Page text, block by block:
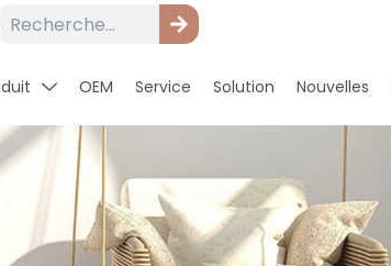
OEM Service Solution Nouvelles